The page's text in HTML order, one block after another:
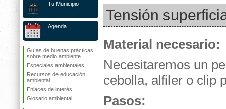
Tu Municipio
Agenda
Guías de buenas prácticas
sobre medio ambiente
Especiales ambientales
Recursos de educación
ambiental
Enlaces de interés
Glosario ambiental
Tensión
Material necesario:
Necesitaremos un
cebolla, alfiler o clip
Pasos: